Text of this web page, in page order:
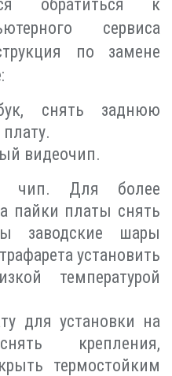
обратиться к
сервиса
по замене
снять заднюю
видеочип.
чип. Для более
пайки платы снять
заводские шары
установить
температурой
для установки на
крепления,
термостойким